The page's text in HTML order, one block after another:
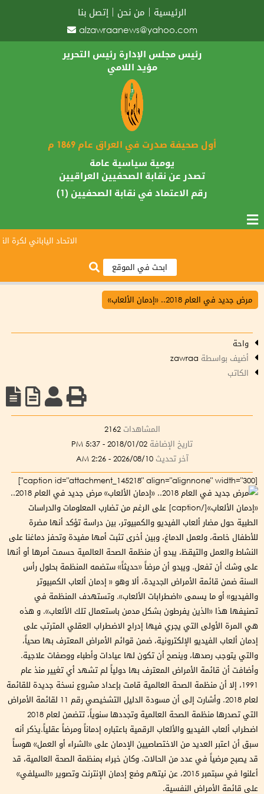
الرئيسية من نحن
إتصل بنا
alzawraanews@yahoo.com
رئيس مجلس الإدارة رئيس التحرير
مؤيد اللامي
أول صحيفة صدرت في العراق عام 1869 م
يومية سياسية عامة
تصدر عن نقابة الصحفيين العراقيين
رقم الاعتماد في نقابة الصحفيين (1)
الاتحاد الياباني لكرة
مرض جديد في العام 2018.. «إدمان الألعاب»
واحة
أضيف بواسطة
الكاتب
المشاهدات 2162
تاريخ الإضافة 2018/01/02 - 5:37 PM
آخر تحديث 2026/08/10 - 2:26 AM
[caption id="attachment_145218" align="alignnone" width="300"]
مرض جديد في العام 2018..
«إدمان الألعاب»[/caption] على الرغم من تضارب المعلومات والدراسات
الطبية حول مضار ألعاب الفيديو والكمبيوتر، بين دراسة تؤكد أنها مضرة
للأطفال خاصة، ولعمل الدماغ، وبين أخرى تثبت أمها مفيدة وتحفز دماغنا على
النشاط والعمل والتيقظ، يبدو أن منظمة الصحة العالمية حسمت أمرها أو أنها
على وشك أن تفعل. ويبدو أن مرضاً «حديثاً» ستضمه المنظمة بحلول رأس
السنة ضمن قائمة الأمراض الجديدة، ألا وهو « إدمان ألعاب الكمبيوتر
والفيديو» أو ما يسمى «اضطرابات الألعاب». وتستهدف المنظمة في
تصنيفها هذا «الذين يفرطون بشكل مدمن باستعمال تلك الألعاب». و هذه
هي المرة الأولى التي يجري فيها إدراج الاضطراب العقلي المترتب على
إدمان ألعاب الفيديو الإلكترونية، ضمن قوائم الأمراض المعترف بها صحياً،
والتي يتوجب رصدها، وينصح أن تكون لها عيادات وأطباء ووصفات علاجية.
وأضافت أن قائمة الأمراض المعترف بها دولياً لم تشهد أي تغيير منذ عام
1991، إلا أن منظمة الصحة العالمية قامت بإعداد مشروع نسخة جديدة للقائمة
لعام 2018. وأشارت إلى أن مسودة الدليل التشخيصي رقم 11 لقائمة الأمراض
التي تصدرها منظمة الصحة العالمية وتجددها سنوياً، تتضمن لعام 2018
اضطراب ألعاب الفيديو والألعاب الرقمية باعتباره إدماناً ومرضاً عقلياً.يذكر أنه
سبق أن اعتبر العديد من الاختصاصيين الإدمان على «الشراء أو العمل» هوساً
قد يصبح مرضياً في عدد من الحالات. وكان خبراء بمنظمة الصحة العالمية، قد
أعلنوا في سبتمبر 2015، عن نيتهم وضع إدمان الإنترنت وتصوير «السيلفي»
على قائمة الأمراض النفسية.